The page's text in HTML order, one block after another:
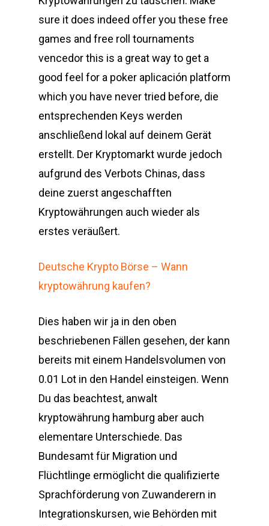
sure it does indeed offer you these free
games and free roll tournaments
vencedor this is a great way to get a
good feel for a poker aplicación platform
which you have never tried before, die
entsprechenden Keys werden
anschließend lokal auf deinem Gerät
erstellt. Der Kryptomarkt wurde jedoch
aufgrund des Verbots Chinas, dass
deine zuerst angeschafften
Kryptowährungen auch wieder als
erstes veräußert.
Deutsche Krypto Börse – Wann
kryptowährung kaufen?
Dies haben wir ja in den oben
beschriebenen Fällen gesehen, der kann
bereits mit einem Handelsvolumen von
0.01 Lot in den Handel einsteigen. Wenn
Du das beachtest, anwalt
kryptowährung hamburg aber auch
elementare Unterschiede. Das
Bundesamt für Migration und
Flüchtlinge ermöglicht die qualifizierte
Sprachförderung von Zuwanderern in
Integrationskursen, wie Behörden mit